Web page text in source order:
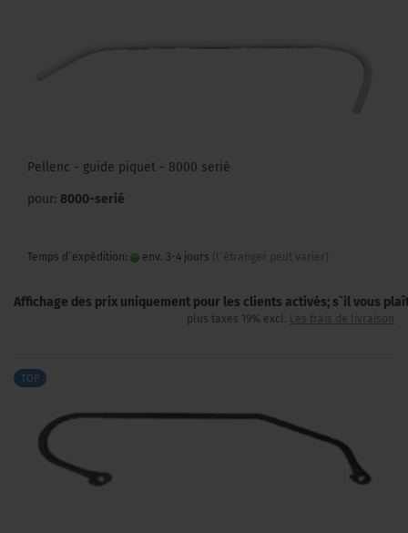
Pellenc - guide piquet - 8000 serié
pour: 8000-serié
Temps d`expédition: env. 3-4 jours (l`étranger peut varier)
Affichage des prix uniquement pour les clients activés; s`il vous
plus taxes 19% excl. Les frais de livraison
TOP